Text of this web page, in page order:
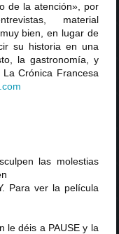
de la atención», por
material
bien, en lugar de
su historia en una
la gastronomía, y
Crónica Francesa
.com
las molestias
Para ver la película
le déis a PAUSE y la